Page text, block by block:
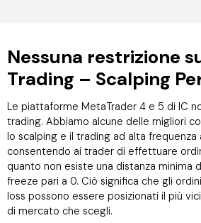
Nessuna restrizione
Trading – Scalping
Le piattaforme MetaTrader 4 e 5 di IC
trading. Abbiamo alcune delle migliori
lo scalping e il trading ad alta frequenza
consentendo ai trader di effettuare
quanto non esiste una distanza minima
freeze pari a 0. Ciò significa che gli
loss possono essere posizionati il più
di mercato che scegli.